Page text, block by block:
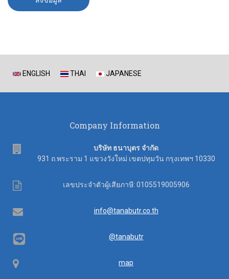
ENGLISH THAI JAPANESE
Company Information
บริษัท ธนาบุตร จำกัด
931 ถ.พระราม 1 แขวงวังใหม่ เขตปทุมวัน กรุงเทพฯ 10330
Tax
เลขประจำตัวผู้เสียภาษี: 0105519005906
Email info@tanabutr.co.th
@tanabutr
Map map